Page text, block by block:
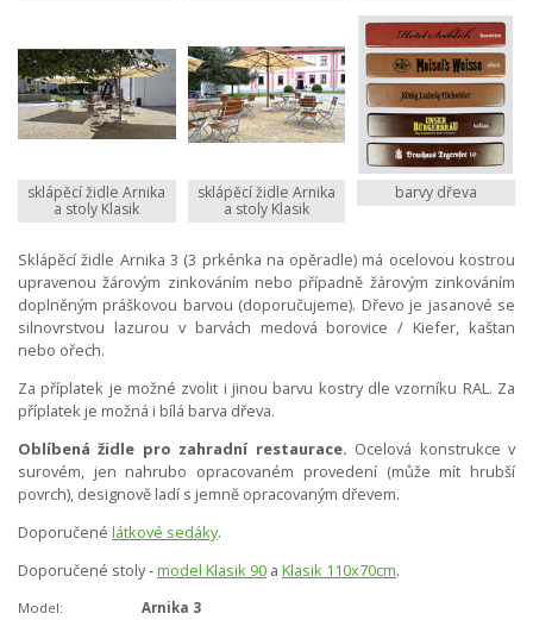
sklápěcí židle Arnika
a stoly Klasik
sklápěcí židle Arnika
a stoly Klasik
barvy dřeva
Sklápěcí židle Arnika 3 (3 prkénka na opěradle) má ocelovou kostrou
upravenou žárovým zinkováním nebo případně žárovým zinkováním
doplněným práškovou barvou (doporučujeme). Dřevo je jasanové se
silnovrstvou lazurou v barvách medová borovice / Kiefer, kaštan
nebo ořech.
Za příplatek je možné zvolit i jinou barvu kostry dle vzorníku RAL. Za
příplatek je možná i bílá barva dřeva.
Oblíbená židle pro zahradní restaurace. Ocelová konstrukce v
surovém, jen nahrubo opracovaném provedení (může mít hrubší
povrch), designově ladí s jemně opracovaným dřevem.
Doporučené látkové sedáky.
Doporučené stoly -model Klasik 90 a Klasik 110x70cm.
Model:
Arnika 3